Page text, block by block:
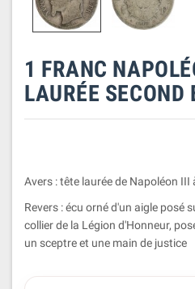
1 FRANC
LAURÉE SECOND
Avers : tête laurée de Napoléon III
Revers : écu orné d'un aigle posé
collier de la Légion d'Honneur,
un sceptre et une main de justice